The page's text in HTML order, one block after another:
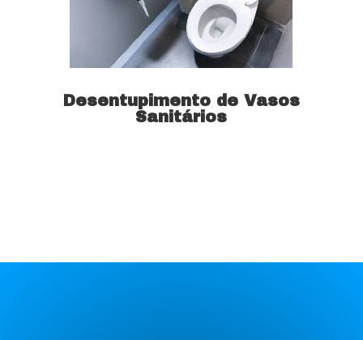
Desentupimento de Vasos
Sanitários